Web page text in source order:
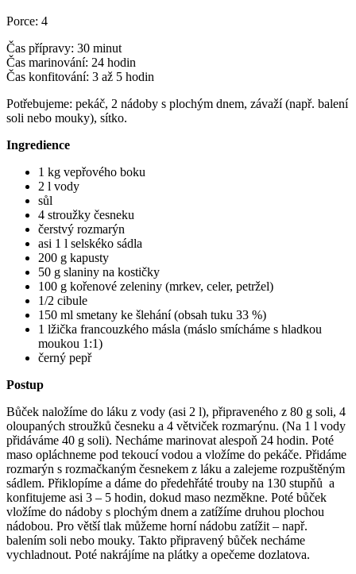
Porce: 4
Čas přípravy: 30 minut
Čas marinování: 24 hodin
Čas konfitování: 3 až 5 hodin
Potřebujeme: pekáč, 2 nádoby s plochým dnem, závaží (např. balení
soli nebo mouky), sítko.
Ingredience
1 kg vepřového boku
2 l vody
sůl
4 stroužky česneku
čerstvý rozmarýn
asi 1 l selskéko sádla
200 g kapusty
50 g slaniny na kostičky
100 g kořenové zeleniny (mrkev, celer, petržel)
1/2 cibule
150 ml smetany ke šlehání (obsah tuku 33 %)
1 lžička francouzkého másla (máslo smícháme s hladkou
moukou 1:1)
černý pepř
Postup
Bůček naložíme do láku z vody (asi 2 l), připraveného z 80 g soli, 4
oloupaných stroužků česneku a 4 větviček rozmarýnu. (Na 1 l vody
přidáváme 40 g soli). Necháme marinovat alespoň 24 hodin. Poté
maso opláchneme pod tekoucí vodou a vložíme do pekáče. Přidáme
rozmarýn s rozmačkaným česnekem z láku a zalejeme rozpuštěným
sádlem. Přiklopíme a dáme do předehřáté trouby na 130 stupňů a
konfitujeme asi 3 – 5 hodin, dokud maso nezměkne. Poté bůček
vložíme do nádoby s plochým dnem a zatížíme druhou plochou
nádobou. Pro větší tlak můžeme horní nádobu zatížit – např.
balením soli nebo mouky. Takto připravený bůček necháme
vychladnout. Poté nakrájíme na plátky a opečeme dozlatova.